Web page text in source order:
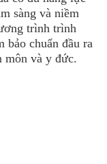
sàng và niềm
trình trình
bảo chuẩn đầu ra
môn và y đức.